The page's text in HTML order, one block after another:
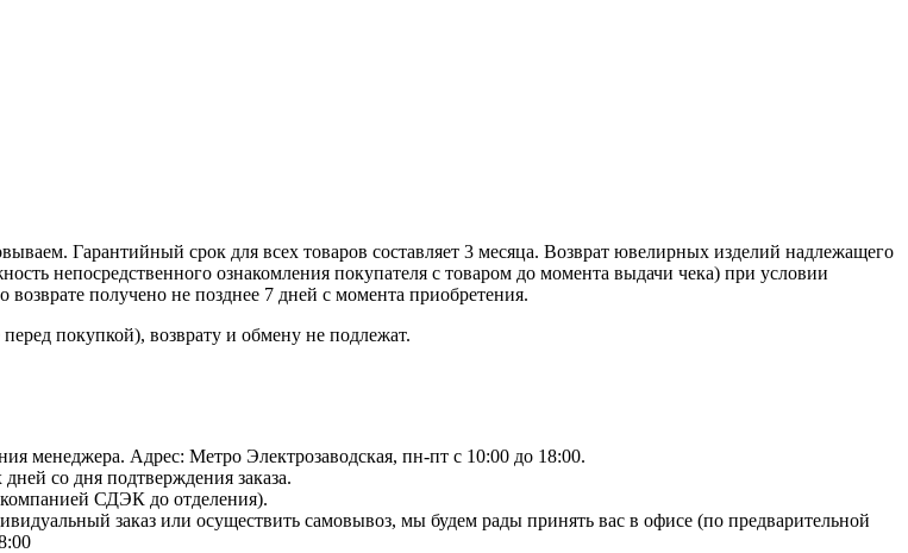
Гарантийный срок для всех товаров составляет 3 месяца. Возврат ювелирных изделий надлежащего
непосредственного ознакомления покупателя с товаром до момента выдачи чека) при условии
получено не позднее 7 дней с момента приобретения.
покупкой), возврату и обмену не подлежат.
менеджера. Адрес: Метро Электрозаводская, пн-пт с 10:00 до 18:00.
со дня подтверждения заказа.
СДЭК до отделения).
заказ или осуществить самовывоз, мы будем рады принять вас в офисе (по предварительной